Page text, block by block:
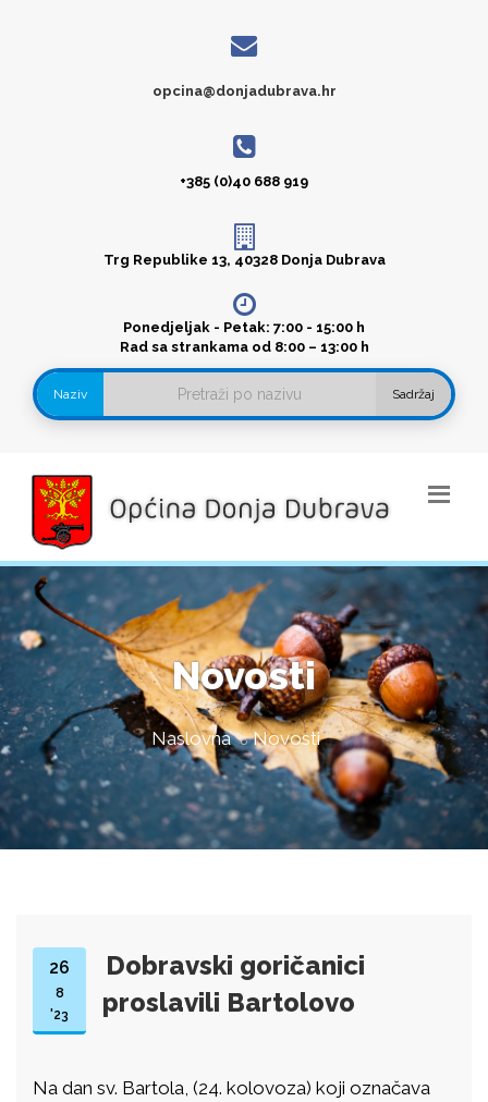
opcina@donjadubrava.hr
+385 (0)40 688 919
Trg Republike 13, 40328 Donja Dubrava
Ponedjeljak - Petak: 7:00 - 15:00 h
Rad sa strankama od 8:00 – 13:00 h
Naziv Sadržaj
Novosti
Naslovna Novosti
26
8
'23
Dobravski goričanici
proslavili Bartolovo
Na dan sv. Bartola, (24. kolovoza) koji označava